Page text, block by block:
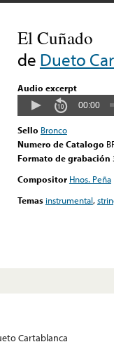
El Cuñado
de Dueto
Audio excerpt
00:00
Sello Bronco
Numero de Catalogo
Formato de grabación
Compositor Hnos. Peña
Temas instrumental,
Cartablanca